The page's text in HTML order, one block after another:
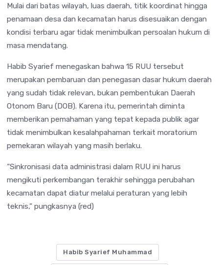
Mulai dari batas wilayah, luas daerah, titik koordinat hingga
penamaan desa dan kecamatan harus disesuaikan dengan
kondisi terbaru agar tidak menimbulkan persoalan hukum di
masa mendatang.
Habib Syarief menegaskan bahwa 15 RUU tersebut
merupakan pembaruan dan penegasan dasar hukum daerah
yang sudah tidak relevan, bukan pembentukan Daerah
Otonom Baru (DOB). Karena itu, pemerintah diminta
memberikan pemahaman yang tepat kepada publik agar
tidak menimbulkan kesalahpahaman terkait moratorium
pemekaran wilayah yang masih berlaku.
“Sinkronisasi data administrasi dalam RUU ini harus
mengikuti perkembangan terakhir sehingga perubahan
kecamatan dapat diatur melalui peraturan yang lebih
teknis,” pungkasnya (red)
Habib Syarief Muhammad